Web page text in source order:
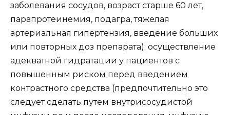
заболевания сосудов, возраст старше 60 лет,
парапротеинемия, подагра, тяжелая
артериальная гипертензия, введение больших
или повторных доз препарата); осуществление
адекватной гидратации у пациентов с
повышенным риском перед введением
контрастного средства (предпочтительно это
следует сделать путем внутрисосудистой